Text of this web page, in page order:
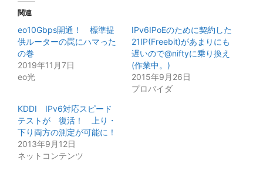
関連
eo10Gbps開通！ 標準提
供ルーターの罠にハマった
の巻
2019年11月7日
eo光
IPv6IPoEのために契約した
21IP(Freebit)があまりにも
遅いので@niftyに乗り換え
(作業中。)
2015年9月26日
プロバイダ
KDDI IPv6対応スピード
テストが 復活！ 上り・
下り両方の測定が可能に！
2013年9月12日
ネットコンテンツ